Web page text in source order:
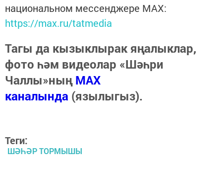
национальном мессенджере MАХ:
https://max.ru/tatmedia
Тагы да кызыклырак яңалыклар,
фото һәм видеолар «Шәһри
Чаллы»ныңMAX
каналында (язылыгыз).
Теги:
ШӘҺӘР ТОРМЫШЫ